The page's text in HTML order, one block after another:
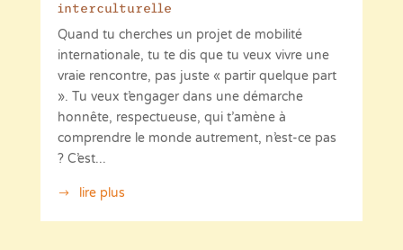
interculturelle
Quand tu cherches un projet de mobilité
internationale, tu te dis que tu veux vivre une
vraie rencontre, pas juste « partir quelque part
». Tu veux t’engager dans une démarche
honnête, respectueuse, qui t’amène à
comprendre le monde autrement, n’est-ce pas
? C’est...
lire plus